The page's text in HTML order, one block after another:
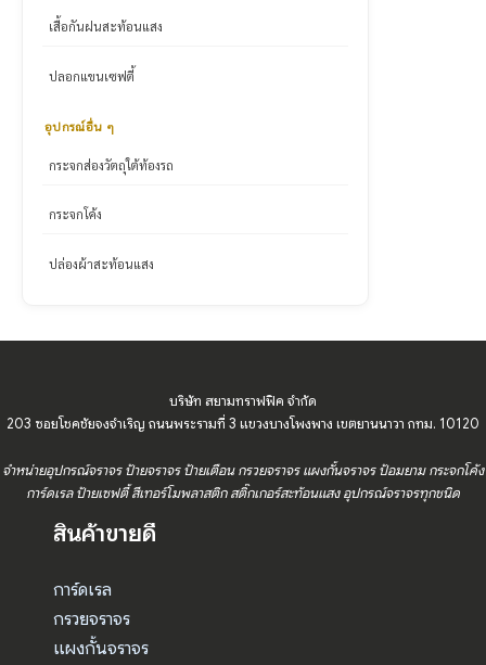
เสื้อกันฝนสะท้อนแสง
ปลอกแขนเซฟตี้
อุปกรณ์อื่น ๆ
กระจกส่องวัตถุใต้ท้องรถ
กระจกโค้ง
ปล่องผ้าสะท้อนแสง
บริษัท สยามทราฟฟิค จำกัด
203 ซอยโชคชัยจงจำเริญ ถนนพระรามที่ 3 แขวงบางโพงพาง เขตยานนาวา กทม. 10120
จำหน่ายอุปกรณ์จราจร ป้ายจราจร ป้ายเตือน กรวยจราจร แผงกั้นจราจร ป้อมยาม กระจกโค้ง
การ์ดเรล ป้ายเซฟตี้ สีเทอร์โมพลาสติก สติ๊กเกอร์สะท้อนแสง อุปกรณ์จราจรทุกชนิด
สินค้าขายดี
การ์ดเรล
กรวยจราจร
แผงกั้นจราจร